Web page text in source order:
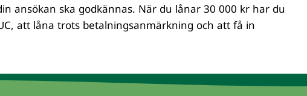
ansökan ska godkännas. När du lånar 30 000 kr har du
att låna trots betalningsanmärkning och att få in